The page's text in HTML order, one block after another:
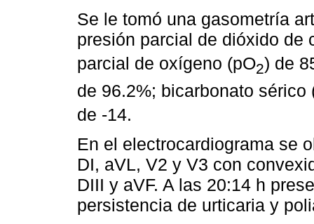
Se le tomó una gasometría
presión parcial de dióxido de
parcial de oxígeno (pO2) de
de 96.2%; bicarbonato sérico
de -14.
En el electrocardiograma se
DI, aVL, V2 y V3 con
DIII y aVF. A las 20:14 h
persistencia de urticaria y